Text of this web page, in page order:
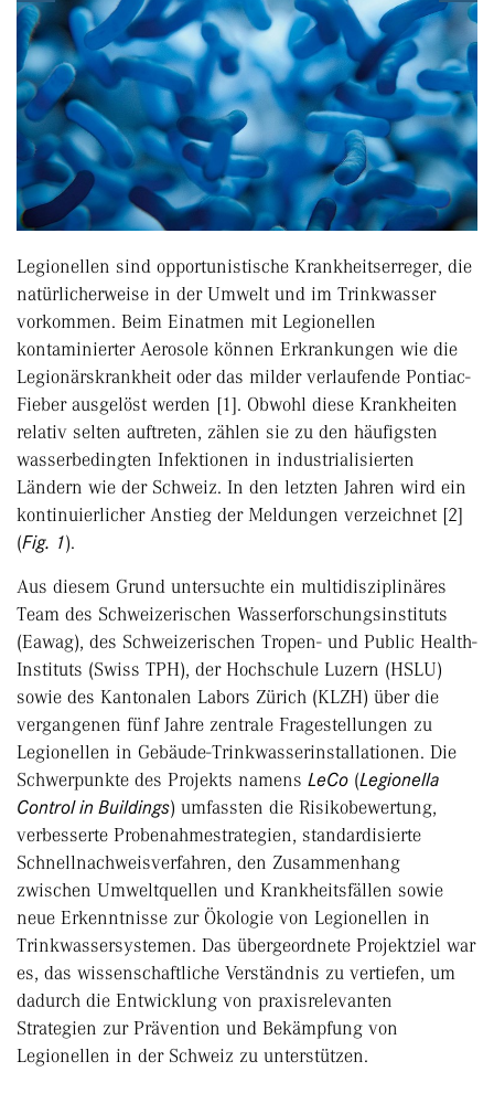
Legionellen sind opportunistische Krankheitserreger, die
natürlicherweise in der Umwelt und im Trinkwasser
vorkommen. Beim Einatmen mit Legionellen
kontaminierter Aerosole können Erkrankungen wie die
Legionärskrankheit oder das milder verlaufende Pontiac-
Fieber ausgelöst werden [1]. Obwohl diese Krankheiten
relativ selten auftreten, zählen sie zu den häufigsten
wasserbedingten Infektionen in industrialisierten
Ländern wie der Schweiz. In den letzten Jahren wird ein
kontinuierlicher Anstieg der Meldungen verzeichnet [2]
(Fig. 1).
Aus diesem Grund untersuchte ein multidisziplinäres
Team des Schweizerischen Wasserforschungsinstituts
(Eawag), des Schweizerischen Tropen- und Public Health-
Instituts (Swiss TPH), der Hochschule Luzern (HSLU)
sowie des Kantonalen Labors Zürich (KLZH) über die
vergangenen fünf Jahre zentrale Fragestellungen zu
Legionellen in Gebäude-Trinkwasserinstallationen. Die
Schwerpunkte des Projekts namens LeCo (Legionella
Control in Buildings) umfassten die Risikobewertung,
verbesserte Probenahmestrategien, standardisierte
Schnellnachweisverfahren, den Zusammenhang
zwischen Umweltquellen und Krankheitsfällen sowie
neue Erkenntnisse zur Ökologie von Legionellen in
Trinkwassersystemen. Das übergeordnete Projektziel war
es, das wissenschaftliche Verständnis zu vertiefen, um
dadurch die Entwicklung von praxisrelevanten
Strategien zur Prävention und Bekämpfung von
Legionellen in der Schweiz zu unterstützen.